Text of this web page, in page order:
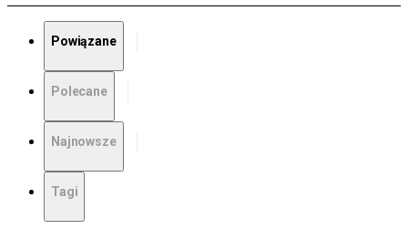
Powiązane
Polecane
Najnowsze
Tagi